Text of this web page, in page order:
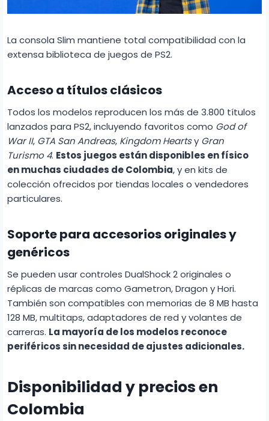
La consola Slim mantiene total compatibilidad con la
extensa biblioteca de juegos de PS2.
Acceso a títulos clásicos
Todos los modelos reproducen los más de 3.800 títulos
lanzados para PS2, incluyendo favoritos como God of
War II, GTA San Andreas, Kingdom Heartsy Gran
Turismo 4. Estos juegos están disponibles en físico
en muchas ciudades de Colombia, y en kits de
colección ofrecidos por tiendas locales o vendedores
particulares.
Soporte para accesorios originales y
genéricos
Se pueden usar controles DualShock 2 originales o
réplicas de marcas como Gametron, Dragon y Hori.
También son compatibles con memorias de 8 MB hasta
128 MB, multitaps, adaptadores de red y volantes de
carreras. La mayoría de los modelos reconoce
periféricos sin necesidad de ajustes adicionales.
Disponibilidad y precios en
Colombia